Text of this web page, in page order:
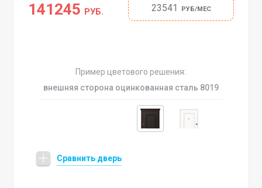
141245 РУБ. 23541 РУБ/МЕС
Пример цветового решения:
внешняя сторона оцинкованная сталь 8019
Сравнить дверь